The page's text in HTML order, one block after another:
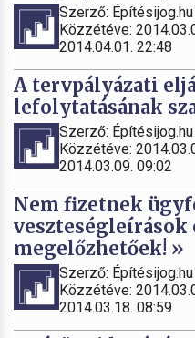
Szerző: Építésijog.hu
Közzétéve:
2014.04.01. 22:48
A tervpályázati
lefolytatásának
Szerző: Építésijog.hu
Közzétéve:
2014.03.09. 09:02
Nem fizetnek
veszteségleírások
megelőzhetőek! »
Szerző: Építésijog.hu
Közzétéve:
2014.03.18. 08:59